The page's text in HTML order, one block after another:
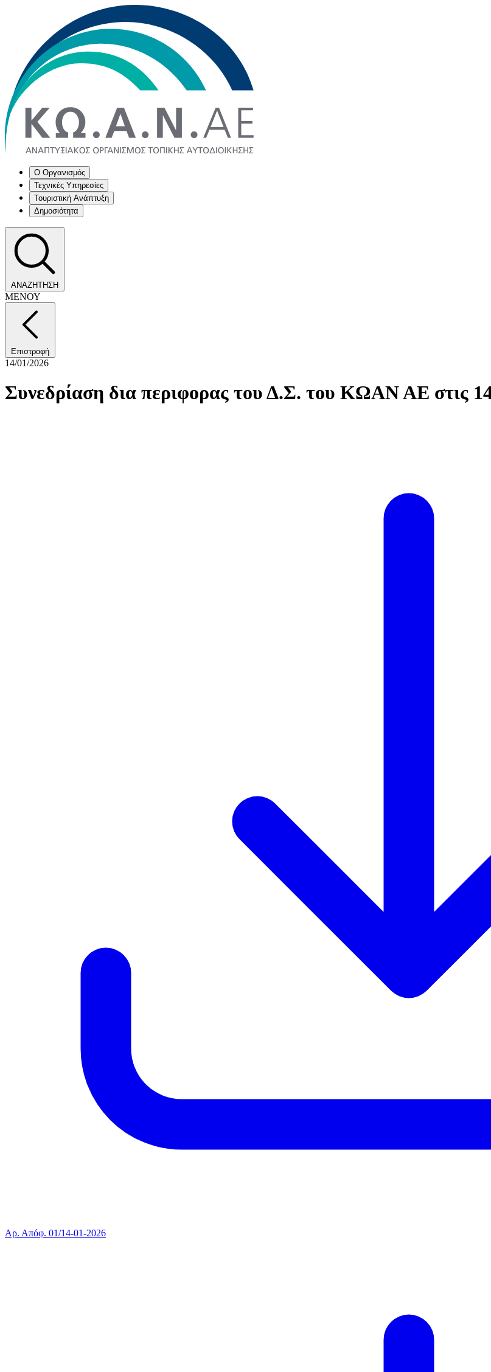
Ο Οργανισμός
Τεχνικές Υπηρεσίες
Τουριστική Ανάπτυξη
Δημοσιότητα
ΑΝΑΖΗΤΗΣΗ
ΜΕΝΟΥ
Επιστροφή
14/01/2026
Συνεδρίαση δια περιφορας του Δ.Σ. του ΚΩΑΝ ΑΕ στις
Αρ. Απόφ. 01/14-01-2026